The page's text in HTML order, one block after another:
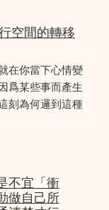
空間的轉移
在你當下心情變
爲某些事而產生
刻為何邏到這種
不宜「衝
做自己所